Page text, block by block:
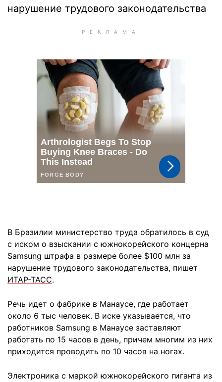
нарушение трудового законодательства
В Бразилии министерство труда обратилось в суд
с иском о взыскании с южнокорейского концерна
Samsung штрафа в размере более $100 млн за
нарушение трудового законодательства, пишет
ИТАР-ТАСС.
Речь идет о фабрике в Манаусе, где работает
около 6 тыс человек. В иске указывается, что
работников Samsung в Манаусе заставляют
работать по 15 часов в день, причем многим из них
приходится проводить по 10 часов на ногах.
Электроника с маркой южнокорейского гиганта из